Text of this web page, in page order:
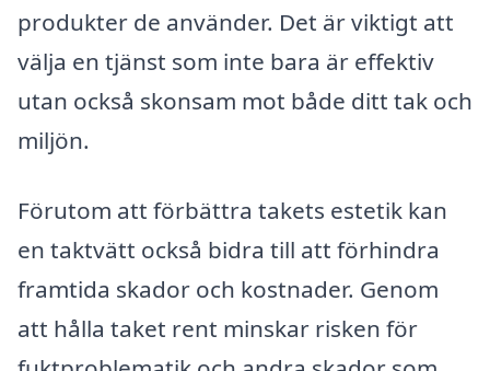
produkter de använder. Det är viktigt att
välja en tjänst som inte bara är effektiv
utan också skonsam mot både ditt tak och
miljön.
Förutom att förbättra takets estetik kan
en taktvätt också bidra till att förhindra
framtida skador och kostnader. Genom
att hålla taket rent minskar risken för